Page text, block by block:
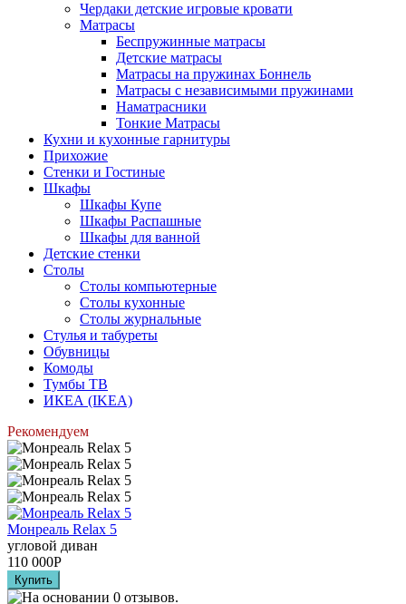
Чердаки детские игровые кровати
Матрасы
Беспружинные матрасы
Детские матрасы
Матрасы на пружинах Боннель
Матрасы с независимыми пружинами
Наматрасники
Тонкие Матрасы
Кухни и кухонные гарнитуры
Прихожие
Стенки и Гостиные
Шкафы
Шкафы Купе
Шкафы Распашные
Шкафы для ванной
Детские стенки
Столы
Столы компьютерные
Столы кухонные
Столы журнальные
Стулья и табуреты
Обувницы
Комоды
Тумбы ТВ
ИКЕА (IKEA)
Рекомендуем
Монреаль Relax 5
угловой диван
110 000Р